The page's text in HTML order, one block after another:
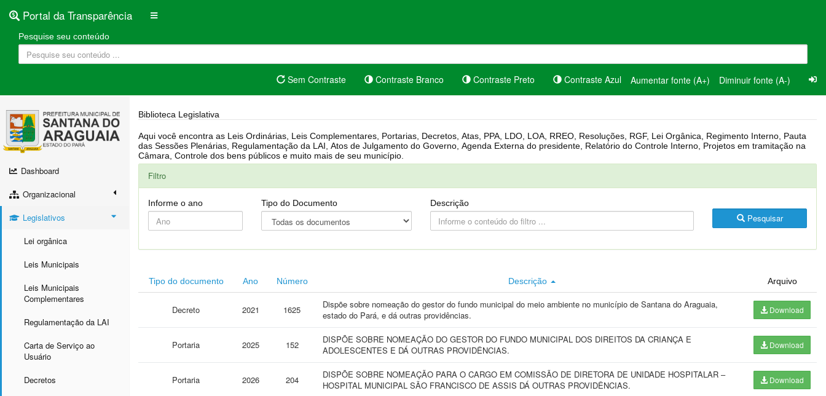
Portal da Transparência
Pesquise seu conteúdo
Sem Contraste Contraste Branco Contraste Preto Contraste Azul Aumentar fonte (A+) Diminuir fonte (A-)
Dashboard
Organizacional
Legislativos
Lei orgânica
Leis Municipais
Leis Municipais
Complementares
Regulamentação da LAI
Carta de Serviço ao
Usuário
Decretos
Biblioteca Legislativa
Aqui você encontra as Leis Ordinárias, Leis Complementares, Portarias, Decretos, Atas, PPA, LDO, LOA, RREO, Resoluções, RGF, Lei Orgânica, Regimento Interno, Pauta
das Sessões Plenárias, Regulamentação da LAI, Atos de Julgamento do Governo, Agenda Externa do presidente, Relatório do Controle Interno, Projetos em tramitação na
Câmara, Controle dos bens públicos e muito mais de seu município.
Filtro
Informe o ano Tipo do Documento Descrição
Pesquisar
Tipo do documento Ano Número Descrição Arquivo
Decreto 2021 1625
Dispõe sobre nomeação do gestor do fundo municipal do meio ambiente no município de Santana do Araguaia,
estado do Pará, e dá outras providências.
Download
Portaria 2025 152
DISPÕE SOBRE NOMEAÇÃO DO GESTOR DO FUNDO MUNICIPAL DOS DIREITOS DA CRIANÇA E
ADOLESCENTES E DÁ OUTRAS PROVIDÊNCIAS.
Download
Portaria 2026 204
DISPÕE SOBRE NOMEAÇÃO PARA O CARGO EM COMISSÃO DE DIRETORA DE UNIDADE HOSPITALAR –
HOSPITAL MUNICIPAL SÃO FRANCISCO DE ASSIS DÁ OUTRAS PROVIDÊNCIAS.
Download